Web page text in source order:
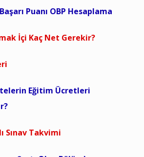
Puanı OBP Hesaplama
İçi Kaç Net Gerekir?
Eğitim Ücretleri
Sınav Takvimi